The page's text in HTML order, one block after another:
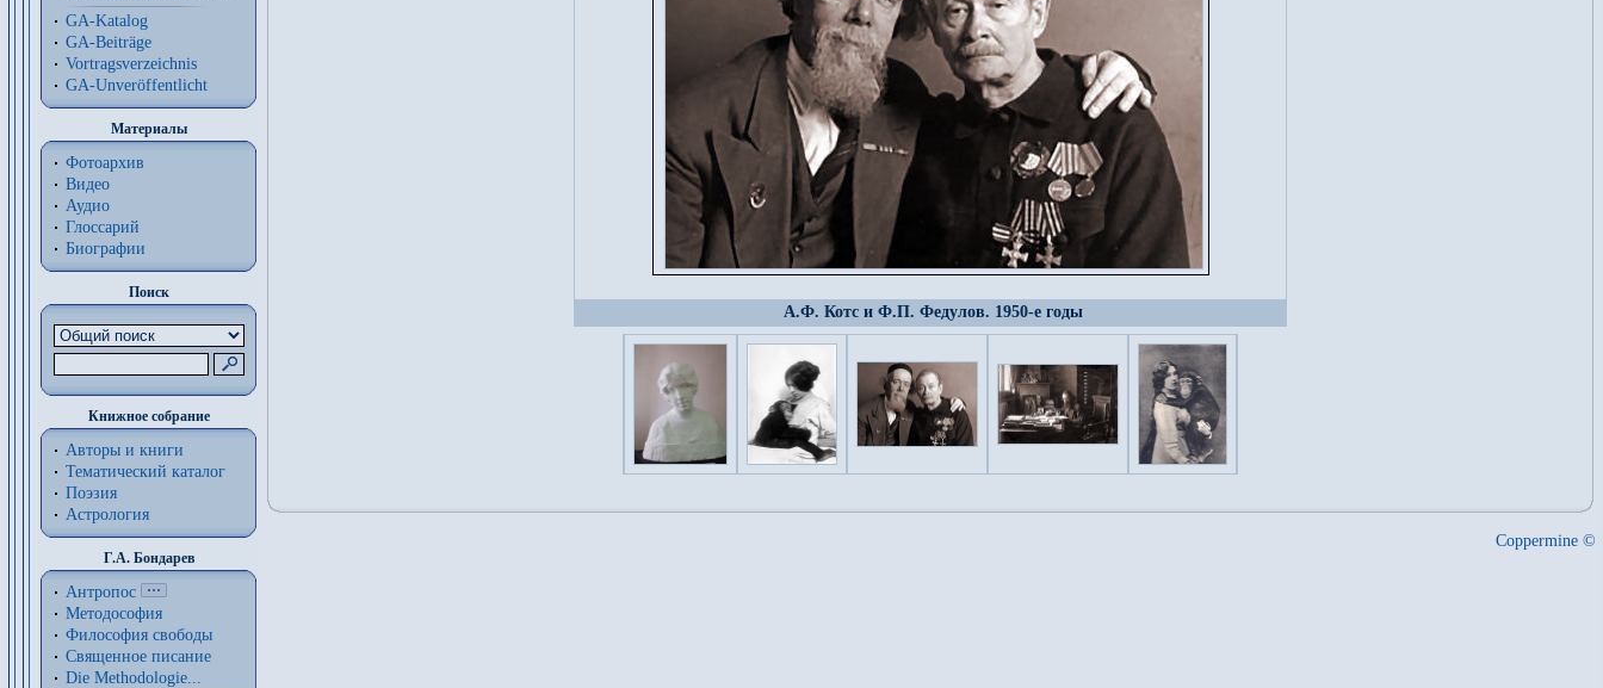
GA-Katalog
GA-Beiträge
Vortragsverzeichnis
GA-Unveröffentlicht
Материалы
Фотоархив
Видео
Аудио
Глоссарий
Биографии
Поиск
Книжное собрание
Авторы и книги
Тематический каталог
Поэзия
Астрология
Г.А. Бондарев
Антропос
Методософия
Философия cвободы
Священное писание
Die Methodologie...
А.Ф. Котс и Ф.П. Федулов. 1950-е годы
Coppermine ©